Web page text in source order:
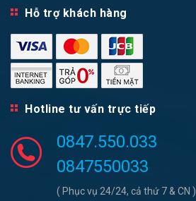
Hỗ trợ khách hàng
Hotline tư vấn trực tiếp
0847.550.033
0847550033
( Phục vụ 24/24, cả thứ 7 & CN )